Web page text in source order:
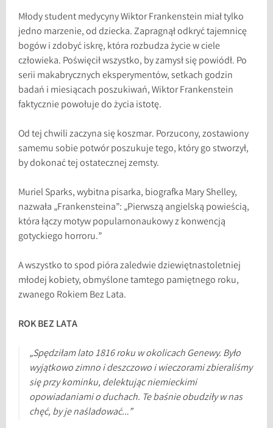
Młody student medycyny Wiktor Frankenstein miał tylko
jedno marzenie, od dziecka. Zapragnął odkryć tajemnicę
bogów i zdobyć iskrę, która rozbudza życie w ciele
człowieka. Poświęcił wszystko, by zamysł się powiódł. Po
serii makabrycznych eksperymentów, setkach godzin
badań i miesiącach poszukiwań, Wiktor Frankenstein
faktycznie powołuje do życia istotę.
Od tej chwili zaczyna się koszmar. Porzucony, zostawiony
samemu sobie potwór poszukuje tego, który go stworzył,
by dokonać tej ostatecznej zemsty.
Muriel Sparks, wybitna pisarka, biografka Mary Shelley,
nazwała „Frankensteina”: „Pierwszą angielską powieścią,
która łączy motyw popularnonaukowy z konwencją
gotyckiego horroru.”
A wszystko to spod pióra zaledwie dziewiętnastoletniej
młodej kobiety, obmyślone tamtego pamiętnego roku,
zwanego Rokiem Bez Lata.
ROK BEZ LATA
„Spędziłam lato 1816 roku w okolicach Genewy. Było
wyjątkowo zimno i deszczowo i wieczorami zbieraliśmy
się przy kominku, delektując niemieckimi
opowiadaniami o duchach. Te baśnie obudziły w nas
chęć, by je naśladować…”